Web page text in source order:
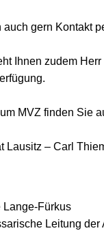
gern Kontakt
Ihnen zudem
MVZ finden Sie
Lausitz – Carl
Lange-Fürkus
Leitung